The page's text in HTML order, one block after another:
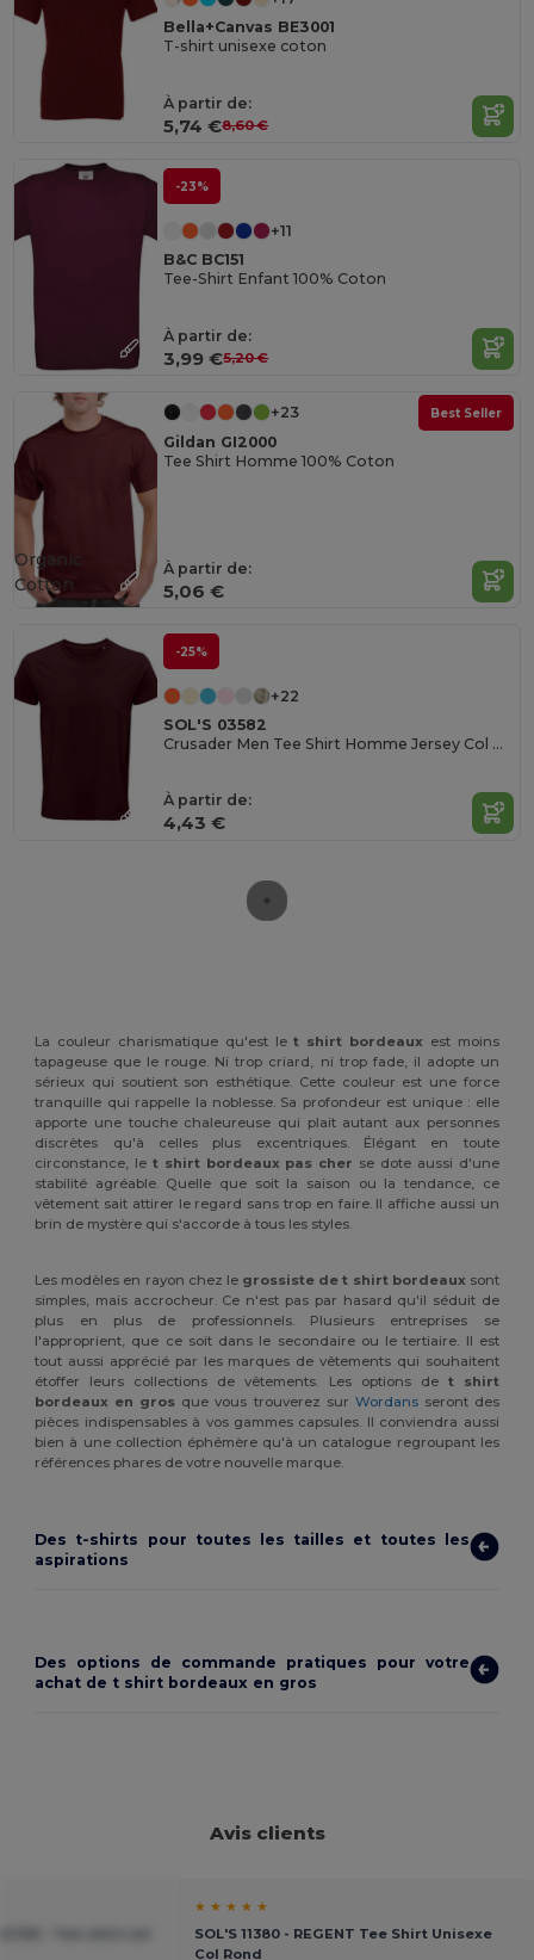
Bella+Canvas BE3001
T-shirt unisexe coton
À partir de:
5,74 €8,60 €
-23%
+11
B&C BC151
Tee-Shirt Enfant 100% Coton
À partir de:
3,99 €5,20 €
Best Seller
+23
Gildan GI2000
Tee Shirt Homme 100% Coton
À partir de:
5,06 €
Organic
Cotton
-25%
+22
SOL'S 03582
Crusader Men Tee Shirt Homme Jersey Col Rond Ajusté
À partir de:
4,43 €
La couleur charismatique qu'est let shirt bordeaux est moins
tapageuse que le rouge. Ni trop criard, ni trop fade, il adopte un
sérieux qui soutient son esthétique. Cette couleur est une force
tranquille qui rappelle la noblesse. Sa profondeur est unique : elle
apporte une touche chaleureuse qui plait autant aux personnes
discrètes qu'à celles plus excentriques. Élégant en toute
circonstance, le t shirt bordeaux pas cher se dote aussi d'une
stabilité agréable. Quelle que soit la saison ou la tendance, ce
vêtement sait attirer le regard sans trop en faire. Il affiche aussi un
brin de mystère qui s'accorde à tous les styles.
Les modèles en rayon chez le grossiste de t shirt bordeaux sont
simples, mais accrocheur. Ce n'est pas par hasard qu'il séduit de
plus en plus de professionnels. Plusieurs entreprises se
l'approprient, que ce soit dans le secondaire ou le tertiaire. Il est
tout aussi apprécié par les marques de vêtements qui souhaitent
étoffer leurs collections de vêtements. Les options de t shirt
bordeaux en gros que vous trouverez sur Wordansseront des
pièces indispensables à vos gammes capsules. Il conviendra aussi
bien à une collection éphémère qu'à un catalogue regroupant les
références phares de votre nouvelle marque.
Des t-shirts pour toutes les tailles et toutes les
aspirations
Des options de commande pratiques pour votre
achat de t shirt bordeaux en gros
Avis clients
★ ★ ★ ★ ★
SOL'S 11380 - REGENT Tee Shirt Unisexe
Col Rond